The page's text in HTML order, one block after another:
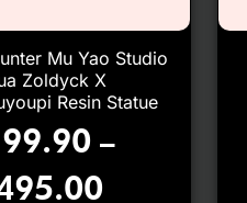
Mu Yao Studio
Zoldyck X
Resin Statue
–